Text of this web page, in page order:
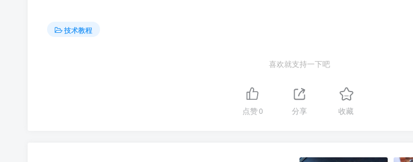
技术教程
喜欢就支持一下吧
点赞0 分享 收藏